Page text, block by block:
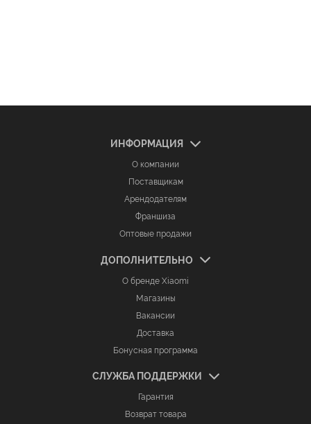
ИНФОРМАЦИЯ
О компании
Поставщикам
Арендодателям
Франшиза
Оптовые продажи
ДОПОЛНИТЕЛЬНО
О бренде Xiaomi
Магазины
Вакансии
Доставка
Бонусная программа
СЛУЖБА ПОДДЕРЖКИ
Гарантия
Возврат товара